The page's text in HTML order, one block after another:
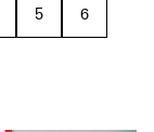
5 6